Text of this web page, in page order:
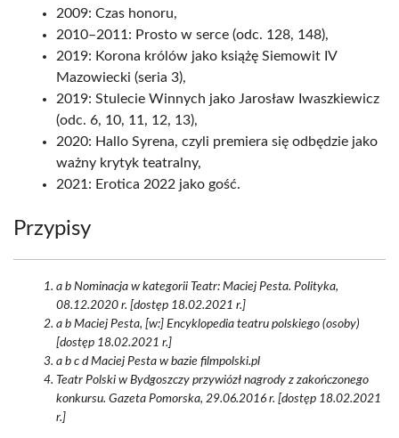
2009: Czas honoru,
2010–2011: Prosto w serce (odc. 128, 148),
2019: Korona królów jako książę Siemowit IV
Mazowiecki (seria 3),
2019: Stulecie Winnych jako Jarosław Iwaszkiewicz
(odc. 6, 10, 11, 12, 13),
2020: Hallo Syrena, czyli premiera się odbędzie jako
ważny krytyk teatralny,
2021: Erotica 2022 jako gość.
Przypisy
a b Nominacja w kategorii Teatr: Maciej Pesta. Polityka,
08.12.2020 r. [dostęp 18.02.2021 r.]
a b Maciej Pesta, [w:] Encyklopedia teatru polskiego (osoby)
[dostęp 18.02.2021 r.]
a b c d Maciej Pesta w bazie filmpolski.pl
Teatr Polski w Bydgoszczy przywiózł nagrody z zakończonego
konkursu. Gazeta Pomorska, 29.06.2016 r. [dostęp 18.02.2021
r.]